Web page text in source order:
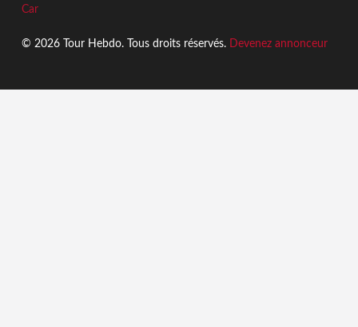
Car
© 2026 Tour Hebdo. Tous droits réservés. Devenez annonceur